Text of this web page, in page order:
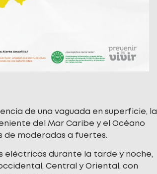
de una vaguada en superficie, la
del Mar Caribe y el Océano
de moderadas a fuertes.
eléctricas durante la tarde y noche,
Central y Oriental, con